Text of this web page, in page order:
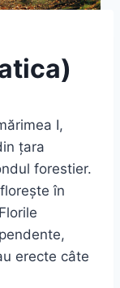
I,
ţara
forestier.
în
erecte câte